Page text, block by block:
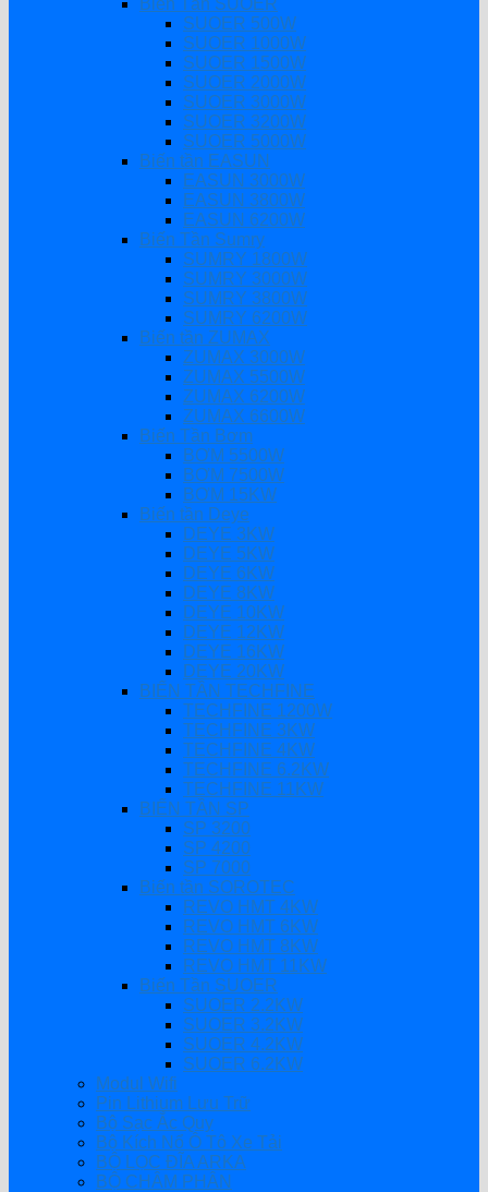
Biến Tần SUOER
SUOER 500W
SUOER 1000W
SUOER 1500W
SUOER 2000W
SUOER 3000W
SUOER 3200W
SUOER 5000W
Biến tần EASUN
EASUN 3000W
EASUN 3800W
EASUN 6200W
Biến Tần Sumry
SUMRY 1800W
SUMRY 3000W
SUMRY 3800W
SUMRY 6200W
Biến tần ZUMAX
ZUMAX 3000W
ZUMAX 5500W
ZUMAX 6200W
ZUMAX 6600W
Biến Tần Bơm
BƠM 5500W
BƠM 7500W
BƠM 15KW
Biến tần Deye
DEYE 3KW
DEYE 5KW
DEYE 6KW
DEYE 8KW
DEYE 10KW
DEYE 12KW
DEYE 16KW
DEYE 20KW
BIẾN TẦN TECHFINE
TECHFINE 1200W
TECHFINE 3KW
TECHFINE 4KW
TECHFINE 6.2KW
TECHFINE 11KW
BIẾN TẦN SP
SP 3200
SP 4200
SP 7000
Biến tần SOROTEC
REVO HMT 4KW
REVO HMT 6KW
REVO HMT 8KW
REVO HMT 11KW
Biến Tần SUOER
SUOER 2.2KW
SUOER 3.2KW
SUOER 4.2KW
SUOER 6.2KW
Modul Wifi
Pin Lithium Lưu Trữ
Bộ Sạc Ắc Quy
Bộ Kích Nổ Ô Tô Xe Tải
BỘ LỌC ĐĨA ARKA
BỘ CHÂM PHÂN